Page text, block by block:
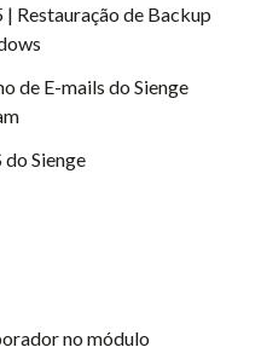
Restauração de Backup
de E-mails do Sienge
Sienge
no módulo